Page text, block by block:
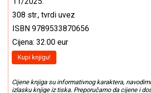
308 str., tvrdi uvez
ISBN 9789533870656
Cijena: 32.00 eur
Kupi knjigu!
Cijene knjiga su informativnog karaktera,
izlasku knjige iz tiska. Preporučamo da cijene i